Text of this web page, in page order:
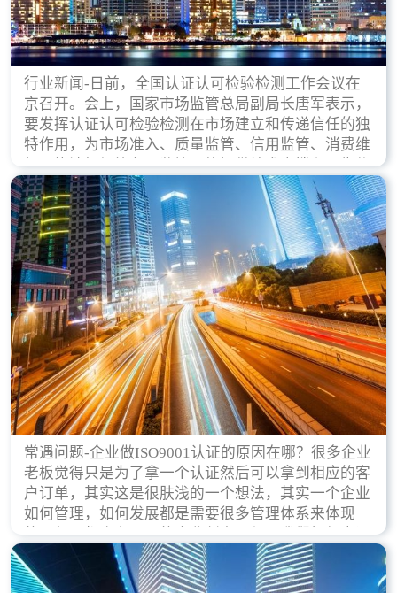
行业新闻-日前，全国认证认可检验检测工作会议在
京召开。会上，国家市场监管总局副局长唐军表示，
要发挥认证认可检验检测在市场建立和传递信任的独
特作用，为市场准入、质量监管、信用监管、消费维
权、执法打假等各项监管职能提供技术支撑和可靠依
据。
常遇问题-企业做ISO9001认证的原因在哪？很多企业
老板觉得只是为了拿一个认证然后可以拿到相应的客
户订单，其实这是很肤浅的一个想法，其实一个企业
如何管理，如何发展都是需要很多管理体系来体现
的，每天都会有不同的企业创立，但是我们如何去证
实一个企业的合法，有质量保证了？这就是ISO9001
认证体现价值的时候，那么键锋小编就来细说下企业